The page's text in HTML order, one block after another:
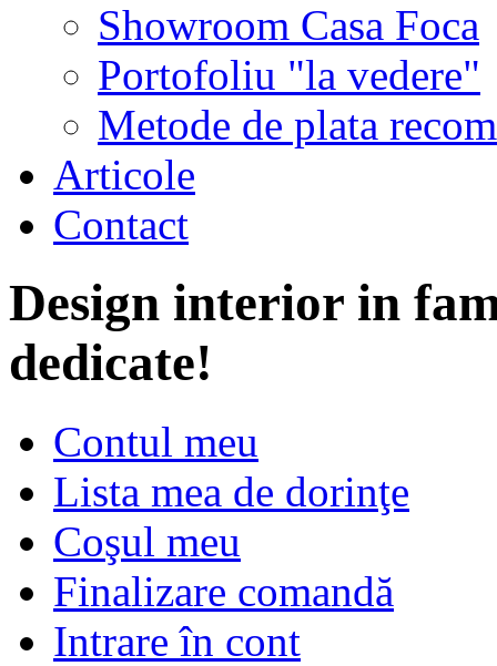
Showroom Casa Foca
Portofoliu "la vedere"
Metode de plata
Articole
Contact
Design interior in
dedicate!
Contul meu
Lista mea de dorinţe
Coşul meu
Finalizare comandă
Intrare în cont